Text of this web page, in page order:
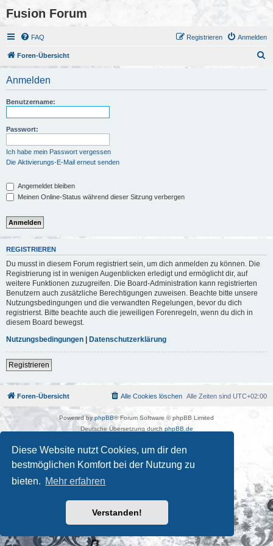
Diese Website nutzt Cookies, um dir den
bestmöglichen Komfort bei der Nutzung zu
bieten. Mehr erfahren
Verstanden!
Fusion Forum
FAQ Anmelden
Registrieren
Foren-Übersicht
Anmelden
Benutzername:
Passwort:
Ich habe mein Passwort vergessen
Die Aktivierungs-E-Mail erneut senden
Angemeldet bleiben
Meinen Online-Status während dieser Sitzung verbergen
REGISTRIEREN
Du musst in diesem Forum registriert sein, um dich anmelden zu können. Die
Registrierung ist in wenigen Augenblicken erledigt und ermöglicht dir, auf
weitere Funktionen zuzugreifen. Die Board-Administration kann registrierten
Benutzern auch zusätzliche Berechtigungen zuweisen. Beachte bitte unsere
Nutzungsbedingungen und die verwandten Regelungen, bevor du dich
registrierst. Bitte beachte auch die jeweiligen Forenregeln, wenn du dich in
diesem Board bewegst.
Nutzungsbedingungen | Datenschutzerklärung
Registrieren
Foren-Übersicht Alle Zeiten sind UTC+02:00
Alle Cookies löschen
Powered byphpBB® Forum Software © phpBB Limited
Deutsche Übersetzung durch phpBB.de
Datenschutz| Nutzungsbedingungen